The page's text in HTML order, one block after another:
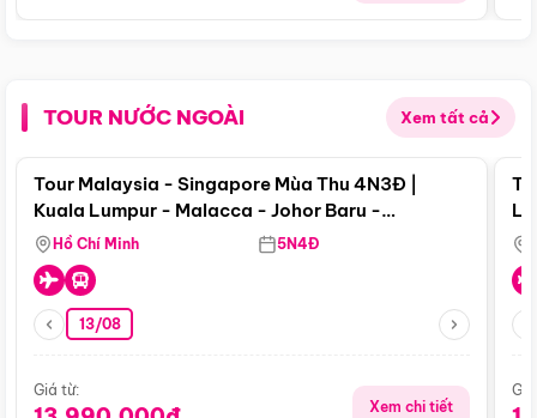
TOUR NƯỚC NGOÀI Xem tất cả
Điểm nổi bật
Tour Malaysia - Singapore Mùa Thu 4N3Đ |
Kuala Lumpur - Malacca - Johor Baru -
Singapore
Hồ Chí Minh 5N4Đ
13/08
Giá từ:
Xem chi tiết